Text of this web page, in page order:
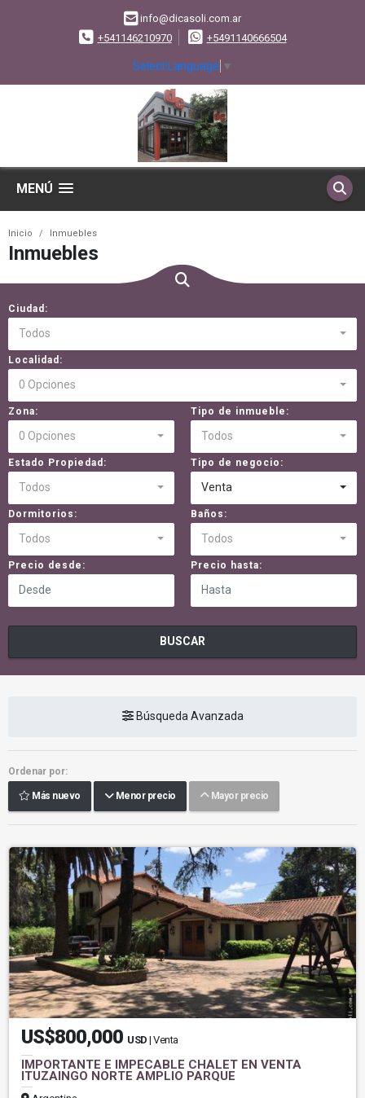
info@dicasoli.com.ar
+541146210970
+5491140666504
Select Language ▼
MENÚ
Inicio Inmuebles
Inmuebles
Ciudad:
Todos
Localidad:
0 Opciones
Zona:
0 Opciones
Tipo de inmueble:
Todos
Estado Propiedad:
Todos
Tipo de negocio:
Venta
Dormitorios:
Todos
Baños:
Todos
Precio desde: Precio hasta:
BUSCAR
Búsqueda Avanzada
Ordenar por:
Más nuevo Menor precio Mayor precio
US$800,000 USD | Venta
IMPORTANTE E IMPECABLE CHALET EN VENTA
ITUZAINGO NORTE AMPLIO PARQUE